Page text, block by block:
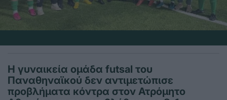
Η γυναικεία ομάδα futsal του
Παναθηναϊκού δεν αντιμετώπισε
προβλήματα κόντρα στον Ατρόμητο